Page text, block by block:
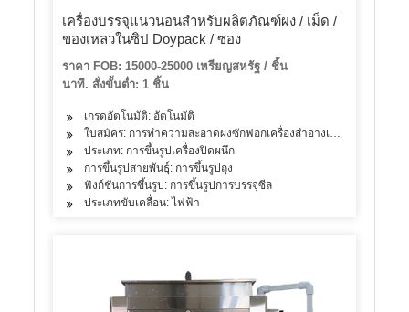
เครื่องบรรจุแนวนอนสำหรับผลิตภัณฑ์ผง / เม็ด /
ของเหลวในซิป Doypack / ซอง
ราคา FOB: 15000-25000 เหรียญสหรัฐ / ชิ้น
นาที. สั่งขั้นต่ำ: 1 ชิ้น
เกรดอัตโนมัติ: อัตโนมัติ
ใบสมัคร: การทำความสะอาดผงซักฟอกเครื่องสำอางเครื่องดื่มผลิ
ประเภท: การขึ้นรูปเครื่องปิดผนึก
การขึ้นรูปสายพันธุ์: การขึ้นรูปถุง
ฟังก์ชั่นการขึ้นรูป: การขึ้นรูปการบรรจุซีล
ประเภทขับเคลื่อน: ไฟฟ้า